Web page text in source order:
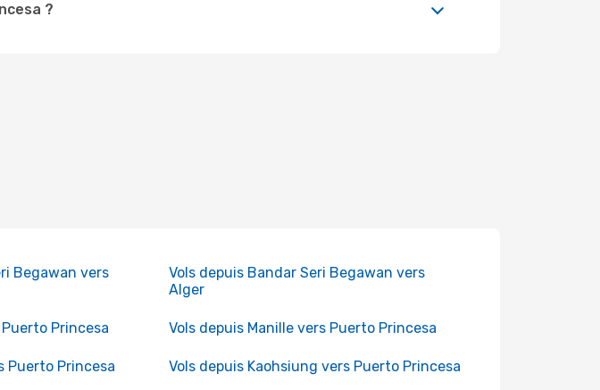
?
Begawan vers
Vols depuis Bandar Seri Begawan vers
Alger
Princesa Vols depuis Manille vers Puerto Princesa
Puerto Princesa Vols depuis Kaohsiung vers Puerto Princesa